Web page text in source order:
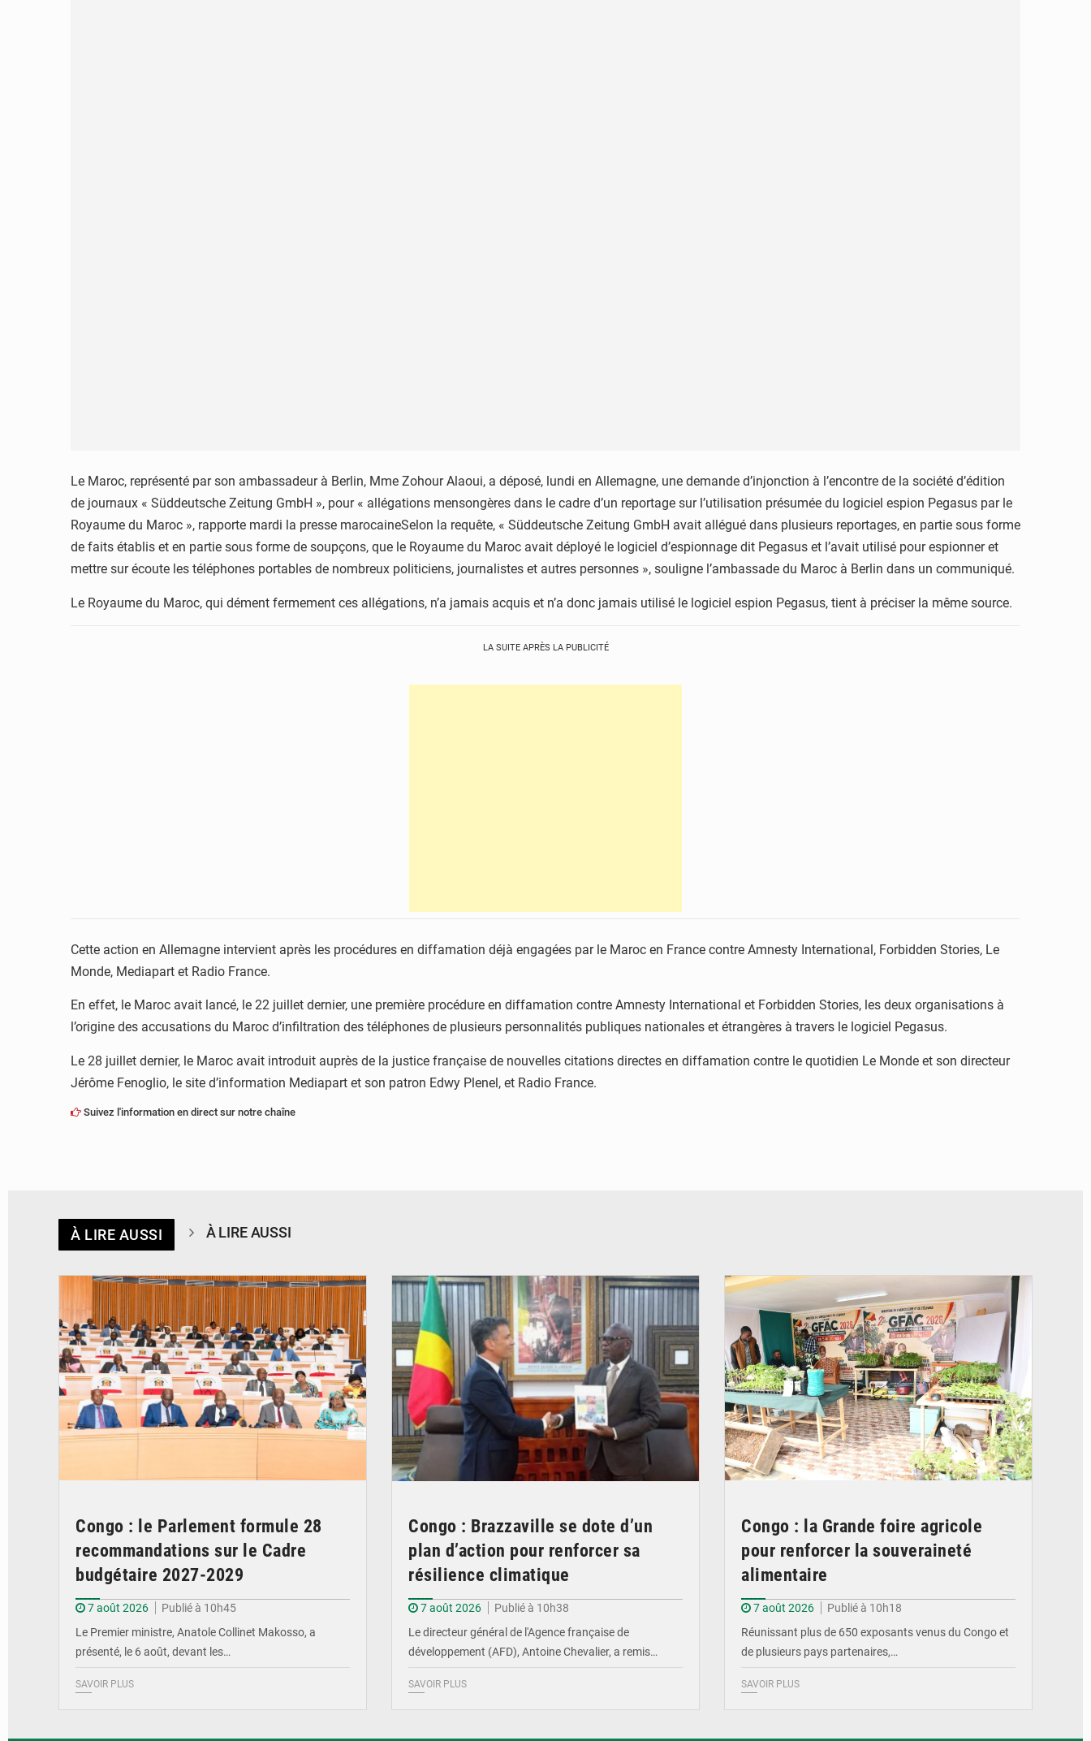
Le Maroc, représenté par son ambassadeur à Berlin, Mme Zohour Alaoui, a déposé, lundi en Allemagne, une demande d’injonction à l’encontre de la société d’édition
de journaux « Süddeutsche Zeitung GmbH », pour « allégations mensongères dans le cadre d’un reportage sur l’utilisation présumée du logiciel espion Pegasus par le
Royaume du Maroc », rapporte mardi la presse marocaineSelon la requête, « Süddeutsche Zeitung GmbH avait allégué dans plusieurs reportages, en partie sous forme
de faits établis et en partie sous forme de soupçons, que le Royaume du Maroc avait déployé le logiciel d’espionnage dit Pegasus et l’avait utilisé pour espionner et
mettre sur écoute les téléphones portables de nombreux politiciens, journalistes et autres personnes », souligne l’ambassade du Maroc à Berlin dans un communiqué.
Le Royaume du Maroc, qui dément fermement ces allégations, n’a jamais acquis et n’a donc jamais utilisé le logiciel espion Pegasus, tient à préciser la même source.
LA SUITE APRÈS LA PUBLICITÉ
Cette action en Allemagne intervient après les procédures en diffamation déjà engagées par le Maroc en France contre Amnesty International, Forbidden Stories, Le
Monde, Mediapart et Radio France.
En effet, le Maroc avait lancé, le 22 juillet dernier, une première procédure en diffamation contre Amnesty International et Forbidden Stories, les deux organisations à
l’origine des accusations du Maroc d’infiltration des téléphones de plusieurs personnalités publiques nationales et étrangères à travers le logiciel Pegasus.
Le 28 juillet dernier, le Maroc avait introduit auprès de la justice française de nouvelles citations directes en diffamation contre le quotidien Le Monde et son directeur
Jérôme Fenoglio, le site d’information Mediapart et son patron Edwy Plenel, et Radio France.
Suivez l'information en direct sur notre chaîne
À LIRE AUSSI À LIRE AUSSI
Congo : le Parlement formule 28
recommandations sur le Cadre
budgétaire 2027-2029
7 août 2026
Publié à 10h45
Le Premier ministre, Anatole Collinet Makosso, a
présenté, le 6 août, devant les…
SAVOIR PLUS
Congo : Brazzaville se dote d’un
plan d’action pour renforcer sa
résilience climatique
7 août 2026
Publié à 10h38
Le directeur général de l'Agence française de
développement (AFD), Antoine Chevalier, a remis…
SAVOIR PLUS
Congo : la Grande foire agricole
pour renforcer la souveraineté
alimentaire
7 août 2026
Publié à 10h18
Réunissant plus de 650 exposants venus du Congo et
de plusieurs pays partenaires,…
SAVOIR PLUS